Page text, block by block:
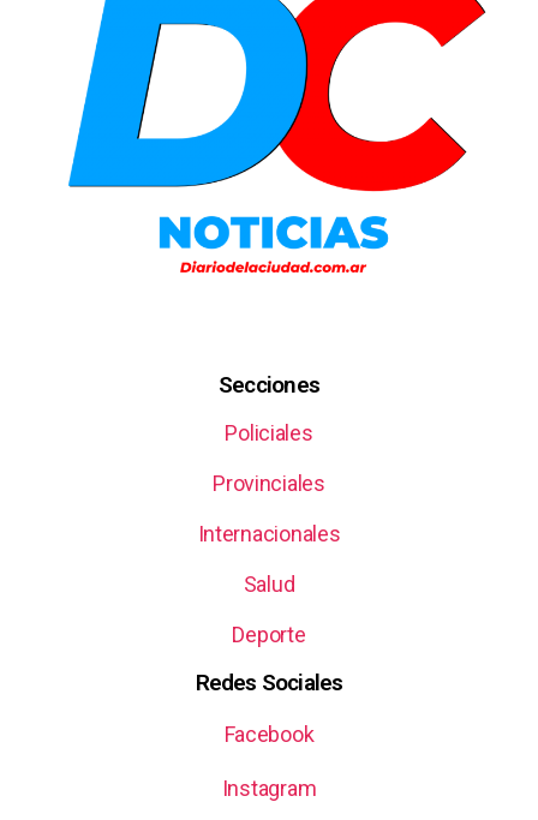
Secciones
Policiales
Provinciales
Internacionales
Salud
Deporte
Redes Sociales
Facebook
Instagram